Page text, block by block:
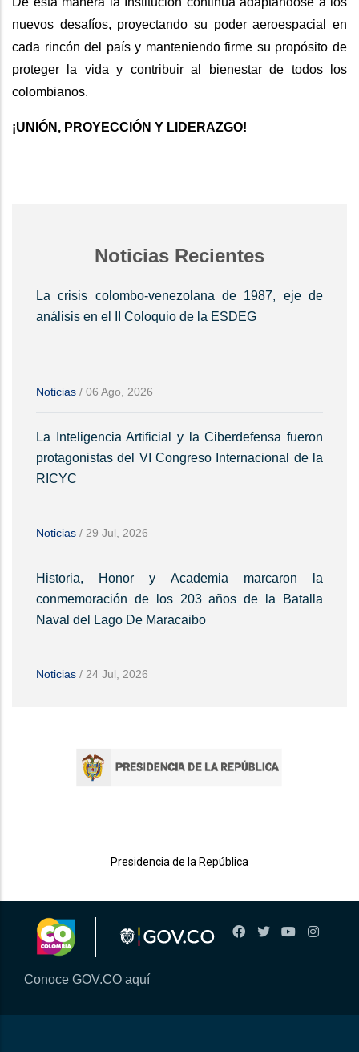
nuevos desafíos, proyectando su poder aeroespacial en
cada rincón del país y manteniendo firme su propósito de
proteger la vida y contribuir al bienestar de todos los
colombianos.
¡UNIÓN, PROYECCIÓN Y LIDERAZGO!
Noticias Recientes
La crisis colombo-venezolana de 1987, eje de
análisis en el II Coloquio de la ESDEG
Noticias / 06 Ago, 2026
La Inteligencia Artificial y la Ciberdefensa fueron
protagonistas del VI Congreso Internacional de la
RICYC
Noticias / 29 Jul, 2026
Historia, Honor y Academia marcaron la
conmemoración de los 203 años de la Batalla
Naval del Lago De Maracaibo
Noticias / 24 Jul, 2026
Presidencia de la República
Conoce GOV.CO aquí